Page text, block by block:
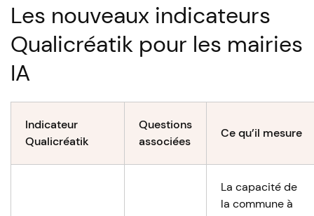
Les nouveaux indicateurs
Qualicréatik pour les mairies
IA
Indicateur
Qualicréatik
Questions
associées
Ce qu’il mesure
La capacité de
la commune à